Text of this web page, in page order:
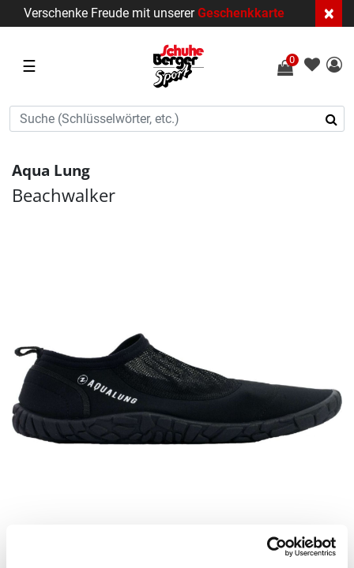
Verschenke Freude mit unsererGeschenkkarte ×
☰ 0
Aqua Lung
Beachwalker